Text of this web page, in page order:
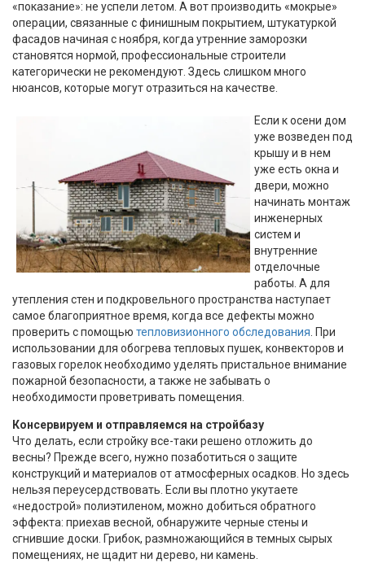
«показание»: не успели летом. А вот производить «мокрые»
операции, связанные с финишным покрытием, штукатуркой
фасадов начиная с ноября, когда утренние заморозки
становятся нормой, профессиональные строители
категорически не рекомендуют. Здесь слишком много
нюансов, которые могут отразиться на качестве.
Если к осени дом
уже возведен под
крышу и в нем
уже есть окна и
двери, можно
начинать монтаж
инженерных
систем и
внутренние
отделочные
работы. А для
утепления стен и подкровельного пространства наступает
самое благоприятное время, когда все дефекты можно
проверить с помощью тепловизионного обследования. При
использовании для обогрева тепловых пушек, конвекторов и
газовых горелок необходимо уделять пристальное внимание
пожарной безопасности, а также не забывать о
необходимости проветривать помещения.
Консервируем и отправляемся на стройбазу
Что делать, если стройку все-таки решено отложить до
весны? Прежде всего, нужно позаботиться о защите
конструкций и материалов от атмосферных осадков. Но здесь
нельзя переусердствовать. Если вы плотно укутаете
«недострой» полиэтиленом, можно добиться обратного
эффекта: приехав весной, обнаружите черные стены и
сгнившие доски. Грибок, размножающийся в темных сырых
помещениях, не щадит ни дерево, ни камень.